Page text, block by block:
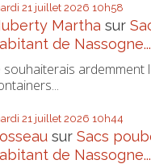
21 juillet 2026 10h58
Martha sur
de Nassogne...
souhaiterais ardemment
21 juillet 2026 10h44
surSacs
de Nassogne...